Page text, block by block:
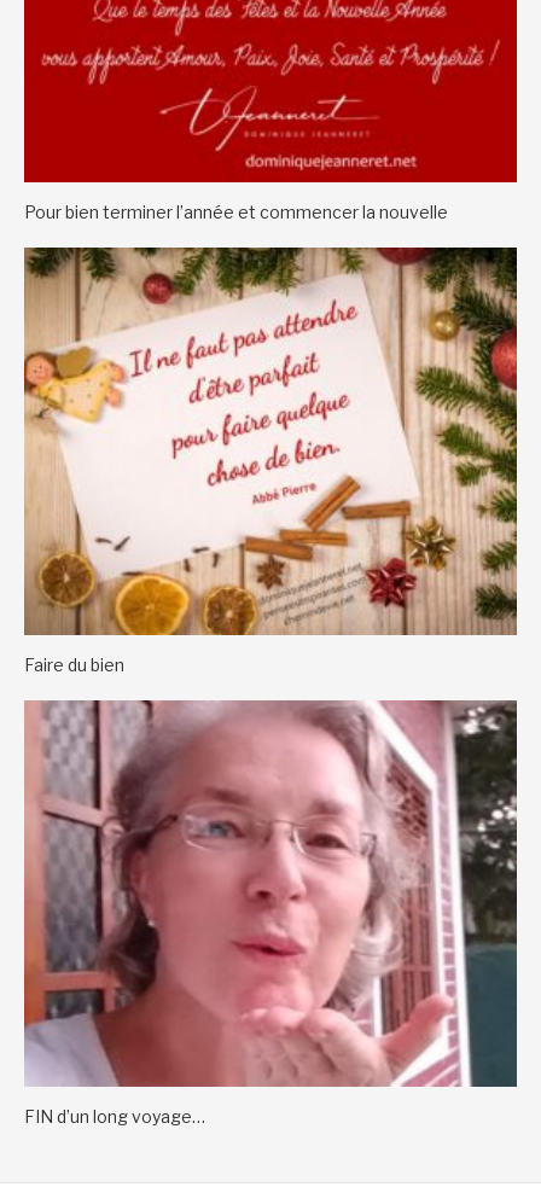
Pour bien terminer l’année et commencer la nouvelle
Faire du bien
FIN d’un long voyage…